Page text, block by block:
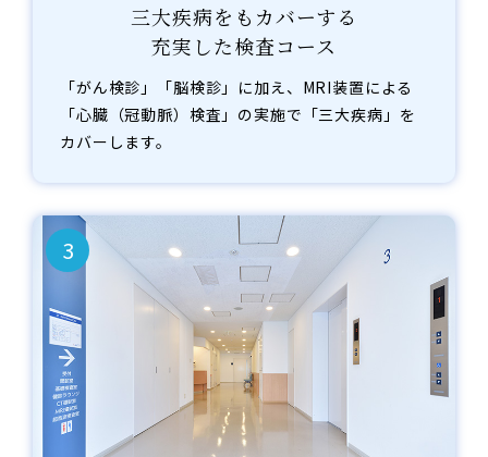
三大疾病をもカバーする
充実した検査コース
「がん検診」「脳検診」に加え、MRI装置による
「心臓（冠動脈）検査」の実施で「三大疾病」を
カバーします。
3